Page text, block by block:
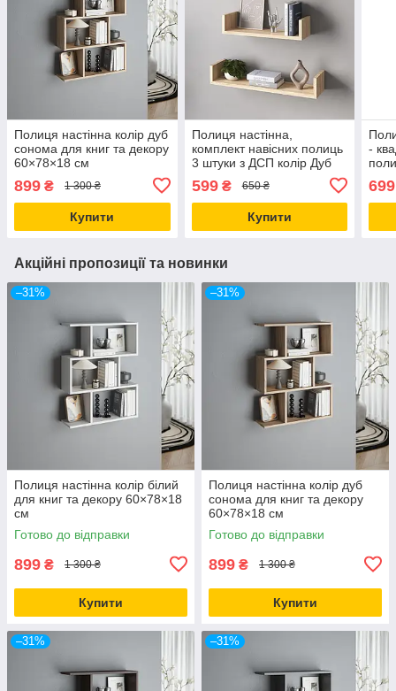
Полиця настінна колір дуб
сонома для книг та декору
60×78×18 см
899 ₴ 1 300 ₴
Купити
Полиця настінна,
комплект навісних полиць
3 штуки з ДСП колір Дуб
599₴ 650 ₴
Купити
-
699
Акційні пропозиції та новинки
–31%
Полиця настінна колір білий
для книг та декору 60×78×18
см
Готово до відправки
899 ₴ 1 300 ₴
Купити
–31%
Полиця настінна колір дуб
сонома для книг та декору
60×78×18 см
Готово до відправки
899 ₴ 1 300 ₴
Купити
–31% –31%